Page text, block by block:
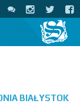
BIAŁYSTOK